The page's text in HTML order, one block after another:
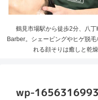
鶴見市場駅から徒歩2分、八
Barber。シェービングやヒゲ脱
れる顔そりは癒しと乾
wp-